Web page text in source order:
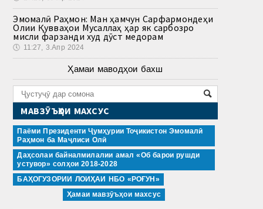
Эмомалӣ Раҳмон: Ман ҳамчун Сарфармондеҳи
Олии Қувваҳои Мусаллаҳ ҳар як сарбозро
мисли фарзанди худ дӯст медорам
🕔 11:27, 3.Апр 2024
Ҳамаи маводҳои бахш
МАВЗӮЪҲОИ МАХСУС
Паёми Президенти Ҷумҳурии Тоҷикистон Эмомалӣ
Раҳмон ба Маҷлиси Олӣ
Даҳсолаи байналмилалии амал «Об барои рушди
устувор» солҳои 2018-2028
БАҲОГУЗОРИИ ЛОИҲАИ НБО «РОҒУН»
Ҳамаи мавзӯъҳои махсус